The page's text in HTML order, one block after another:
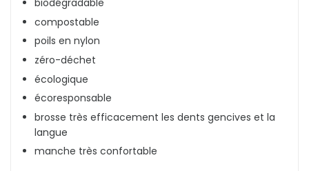
biodégradable
compostable
poils en nylon
zéro-déchet
écologique
écoresponsable
brosse très efficacement les dents gencives et la
langue
manche très confortable